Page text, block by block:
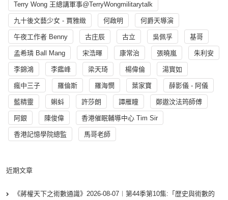
Terry Wong 王總講軍事@TerryWongmilitarytalk
九十後文藝少女 - 賈雅緻 何啟明 何爵天導演
午夜工作者 Benny 古庄辰 古立 吳佩孚 基哥
孟希璘 Ball Mang 宋浩暉 康常治 張曉嵐 朱利安
李錦鴻 李鑑峰 梁天琦 楊偉倫 湯寳如
瘋中三子 羅倫斯 羅海憫 葉家寶 薛影儀 - 阿儀
藍精靈 蝌蚪 許莎朗 譚雁瞳 鄭遨汶法筠師傅
阿銀 陳俊偉 香港催眠輔導中心 Tim Sir
香港記憶學院總監 馬哥老師
近期文章
《蔣權天下之術數通識》2026-08-07︱第44季第10集:「歴史與術數的